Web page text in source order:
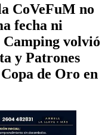
CoVeFuM no
fecha ni
Camping volvió
y Patrones
de Oro en